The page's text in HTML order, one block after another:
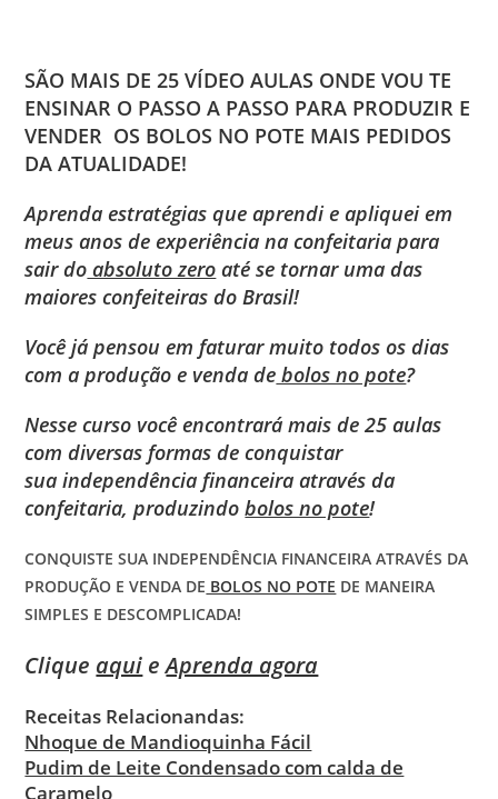
SÃO MAIS DE 25 VÍDEO AULAS ONDE VOU TE
ENSINAR O PASSO A PASSO PARA PRODUZIR E
VENDER OS BOLOS NO POTE MAIS PEDIDOS
DA ATUALIDADE!
Aprenda estratégias que aprendi e apliquei em
meus anos de experiência na confeitaria para
sair do absoluto zero até se tornar uma das
maiores confeiteiras do Brasil!
Você já pensou em faturar muito todos os dias
com a produção e venda de bolos no pote?
Nesse curso você encontrará mais de 25 aulas
com diversas formas de conquistar
sua independência financeira através da
confeitaria, produzindobolos no pote!
CONQUISTE SUA INDEPENDÊNCIA FINANCEIRA ATRAVÉS DA
PRODUÇÃO E VENDA DE BOLOS NO POTE DE MANEIRA
SIMPLES E DESCOMPLICADA!
Clique aqui eAprenda agora
Receitas Relacionandas:
Nhoque de Mandioquinha Fácil
Pudim de Leite Condensado com calda de
Caramelo